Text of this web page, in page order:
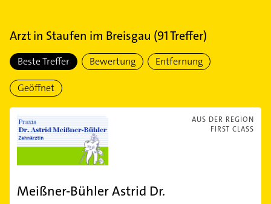
Arztin Staufen im Breisgau (91Treffer)
Beste Treffer Bewertung Entfernung
Geöffnet
AUS DER REGION
FIRST CLASS
Meißner-Bühler Astrid Dr.